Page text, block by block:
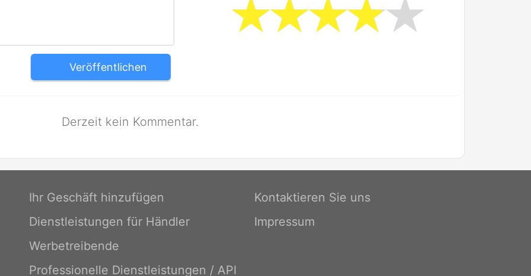
Veröffentlichen
Derzeit kein Kommentar.
Ihr Geschäft hinzufügen
Dienstleistungen für Händler
Werbetreibende
Professionelle Dienstleistungen / API
Kontaktieren Sie uns
Impressum